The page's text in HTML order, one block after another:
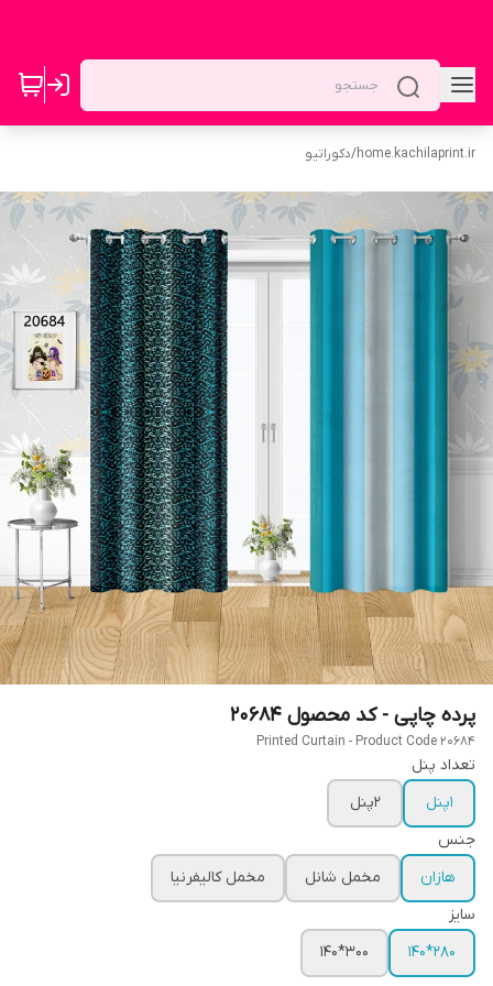
home.kachilaprint.ir
/دکوراتیو
پرده چاپی - کد محصول 20684
Printed Curtain - Product Code 20684
تعداد پنل
1پنل
2پنل
جنس
هازان
مخمل شانل
مخمل کالیفرنیا
سایز
280*140
300*140